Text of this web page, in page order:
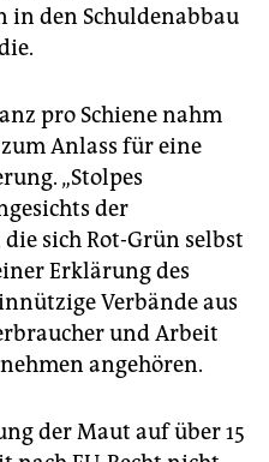
den Schuldenabbau
pro Schiene nahm
Anlass für eine
„Stolpes
der
sich Rot-Grün selbst
Erklärung des
Verbände aus
und Arbeit
angehören.
der Maut auf über 15